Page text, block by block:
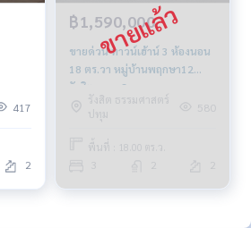
417
2
฿1,590,000
ขายด่วน ทาวน์เฮ้าน์ 3 ห้องนอน
18 ตร.วา หมู่บ้านพฤกษา12
รังสิต-คลอง3
รังสิต ธรรมศาสตร์
ปทุม
580
พื้นที่ : 18.00 ตร.ว.
2 2